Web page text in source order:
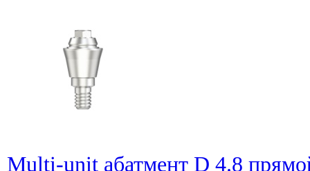
Multi-unit абатмент D 4.8